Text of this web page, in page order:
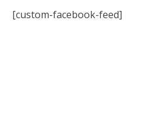
[custom-facebook-feed]